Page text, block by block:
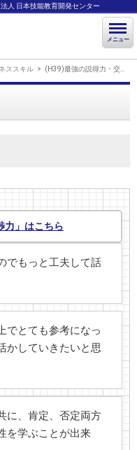
人 日本技能教育開発センター
メニュー
ススキル (H39)最強の説得力・交渉力
力」はこちら
でもっと工夫して話
でとても参考になっ
かしていきたいと思
に、肯定、否定両方
を学ぶことが出来